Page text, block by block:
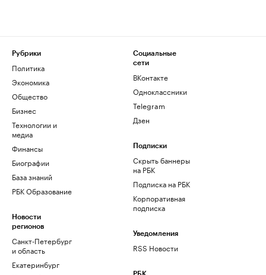
Рубрики
Политика
Экономика
Общество
Бизнес
Технологии и
медиа
Финансы
Биографии
База знаний
РБК Образование
Новости
регионов
Санкт-Петербург
и область
Екатеринбург
Социальные
сети
ВКонтакте
Одноклассники
Telegram
Дзен
Подписки
Скрыть баннеры
на РБК
Подписка на РБК
Корпоративная
подписка
Уведомления
RSS Новости